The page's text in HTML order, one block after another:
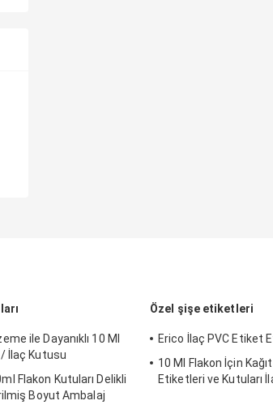
ile Dayanıklı 10 Ml
İlaç Kutusu
Flakon Kutuları Delikli
Boyut Ambalaj
Özel şişe etiketleri
Erico İlaç PVC Etiket
10 Ml Flakon İçin
Etiketleri ve Kutuları